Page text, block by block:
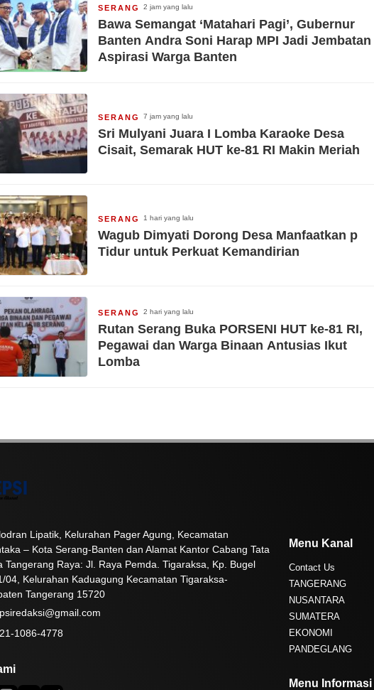
SERANG 2 jam yang lalu
Bawa Semangat ‘Matahari Pagi’, Gubernur
Banten Andra Soni Harap MPI Jadi Jembatan
Aspirasi Warga Banten
SERANG 7 jam yang lalu
Sri Mulyani Juara I Lomba Karaoke Desa
Cisait, Semarak HUT ke-81 RI Makin Meriah
SERANG 1 hari yang lalu
Wagub Dimyati Dorong Desa Manfaatkan p
Tidur untuk Perkuat Kemandirian
SERANG 2 hari yang lalu
Rutan Serang Buka PORSENI HUT ke-81 RI,
Pegawai dan Warga Binaan Antusias Ikut
Lomba
Lipatik, Kelurahan Pager Agung, Kecamatan
– Kota Serang-Banten dan Alamat Kantor Cabang Tata
Tangerang Raya: Jl. Raya Pemda. Tigaraksa, Kp. Bugel
04, Kelurahan Kaduagung Kecamatan Tigaraksa-
Tangerang 15720
1086-4778
Menu Kanal
Contact Us
TANGERANG
NUSANTARA
SUMATERA
EKONOMI
PANDEGLANG
Menu Informasi